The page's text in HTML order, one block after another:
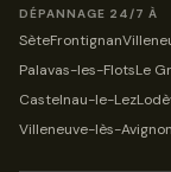
DÉPANNAGE 24/7 À
SèteFrontignan
Palavas-les-FlotsLe
Castelnau-le-Lez
Villeneuve-lès-Avignon